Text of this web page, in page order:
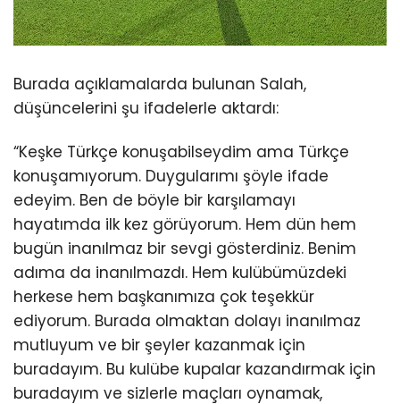
Burada açıklamalarda bulunan Salah,
düşüncelerini şu ifadelerle aktardı:
“Keşke Türkçe konuşabilseydim ama Türkçe
konuşamıyorum. Duygularımı şöyle ifade
edeyim. Ben de böyle bir karşılamayı
hayatımda ilk kez görüyorum. Hem dün hem
bugün inanılmaz bir sevgi gösterdiniz. Benim
adıma da inanılmazdı. Hem kulübümüzdeki
herkese hem başkanımıza çok teşekkür
ediyorum. Burada olmaktan dolayı inanılmaz
mutluyum ve bir şeyler kazanmak için
buradayım. Bu kulübe kupalar kazandırmak için
buradayım ve sizlerle maçları oynamak,